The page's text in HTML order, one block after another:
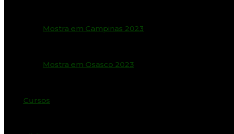
Mostra em Campinas 2023
Mostra em Osasco 2023
Cursos